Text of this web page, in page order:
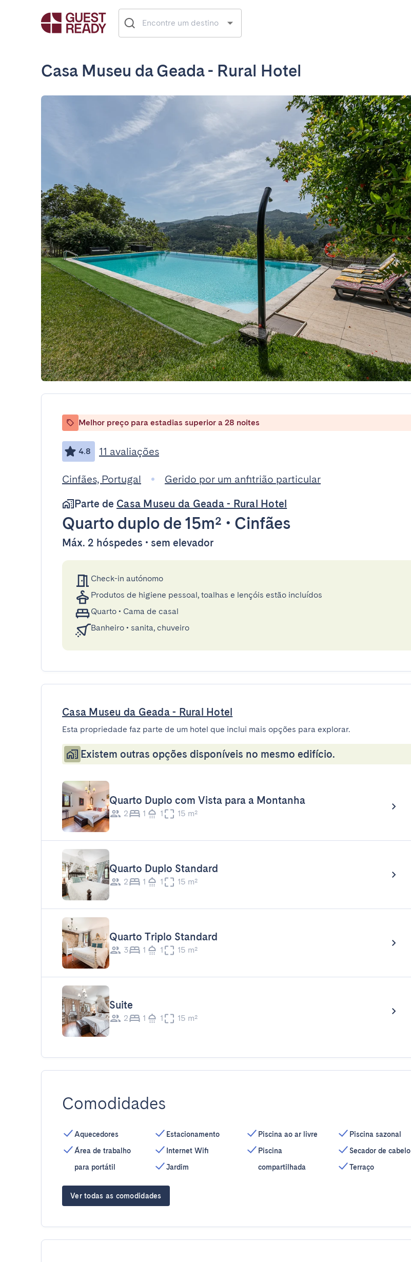
Casa Museu da Geada - Rural Hotel
Melhor preço para estadias superior a 28 noites
4.8 11 avaliações
Cinfães, Portugal
Gerido por um anfitrião particular
Parte de Casa Museu da Geada - Rural Hotel
Quarto duplo de 15m² • Cinfães
Máx. 2 hóspedes • sem elevador
Check-in autónomo
Produtos de higiene pessoal, toalhas e lençóis estão incluídos
Quarto • Cama de casal
Banheiro • sanita, chuveiro
Casa Museu da Geada - Rural Hotel
Esta propriedade faz parte de um hotel que inclui mais opções para explorar.
Existem outras opções disponíveis no mesmo edifício.
Quarto Duplo com Vista para a Montanha
2 1 1 15 m²
Quarto Duplo Standard
2 1 1 15 m²
Quarto Triplo Standard
3 1 1 15 m²
Suite
2 1 1 15 m²
Comodidades
Aquecedores
Área de trabalho
para portátil
Estacionamento
Internet Wifi
Jardim
Piscina ao ar livre
Piscina
compartilhada
Piscina sazonal
Secador de cabelo
Terraço
Ver todas as comodidades